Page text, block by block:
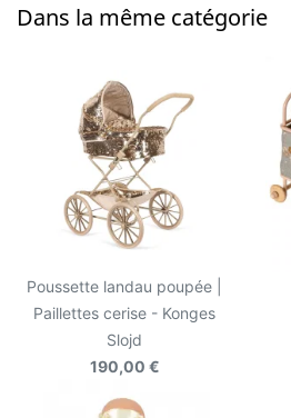
Dans la même catégorie
Poussette landau poupée |
Paillettes cerise - Konges
Slojd
190,00 €